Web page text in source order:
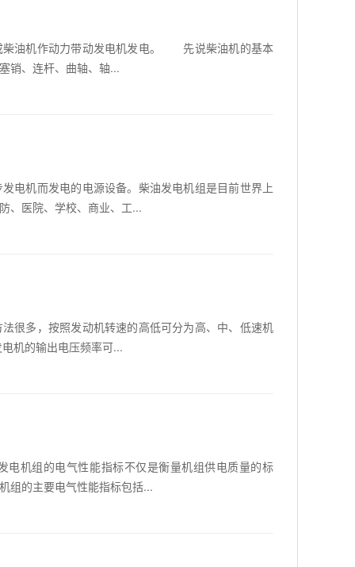
油机作动力带动发电机发电。 先说柴油机的基本
销、连杆、曲轴、轴...
机而发电的电源设备。柴油发电机组是目前世界上
、医院、学校、商业、工...
，按照发动机转速的高低可分为高、中、低速机
机的输出电压频率可...
组的电气性能指标不仅是衡量机组供电质量的标
组的主要电气性能指标包括...